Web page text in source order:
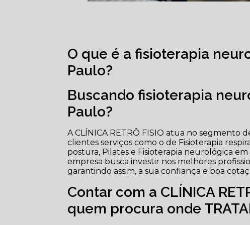
O que é a fisioterapia
Paulo?
Buscando fisioterapia
Paulo?
A CLÍNICA RETRÔ FISIO atua no segmento
clientes serviços como o de Fisioterapia
postura, Pilates e Fisioterapia neurológica
empresa busca investir nos melhores
garantindo assim, a sua confiança e boa
Contar com a CLÍNICA
quem procura onde